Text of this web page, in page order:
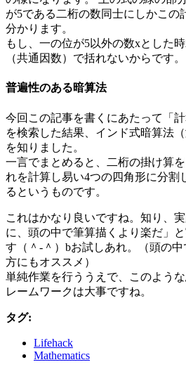
が5である二桁の数同士にしかこの
分かります。
もし、一の位が5以外の数xとした
（共通因数）で括れないからです。
普遍性のある暗算法
今回この記事を書くにあたって
を検索した結果、インド式暗算法
を知りました。
一言でまとめると、二桁の掛け算
れを計算し易い4つの四角形に分割
るというものです。
これはかなり良いですね。知り、
に、頭の中で筆算描くより楽だ」
す（＾-＾）bお試しあれ。（頭の
方にもオススメ）
単純作業を行ううえで、このよう
レームワークは大事ですね。
タグ:
Lifehack
Mathematics